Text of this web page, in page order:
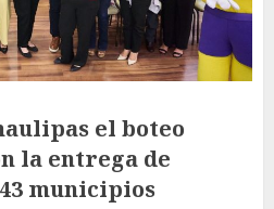
el boteo
la entrega de
municipios